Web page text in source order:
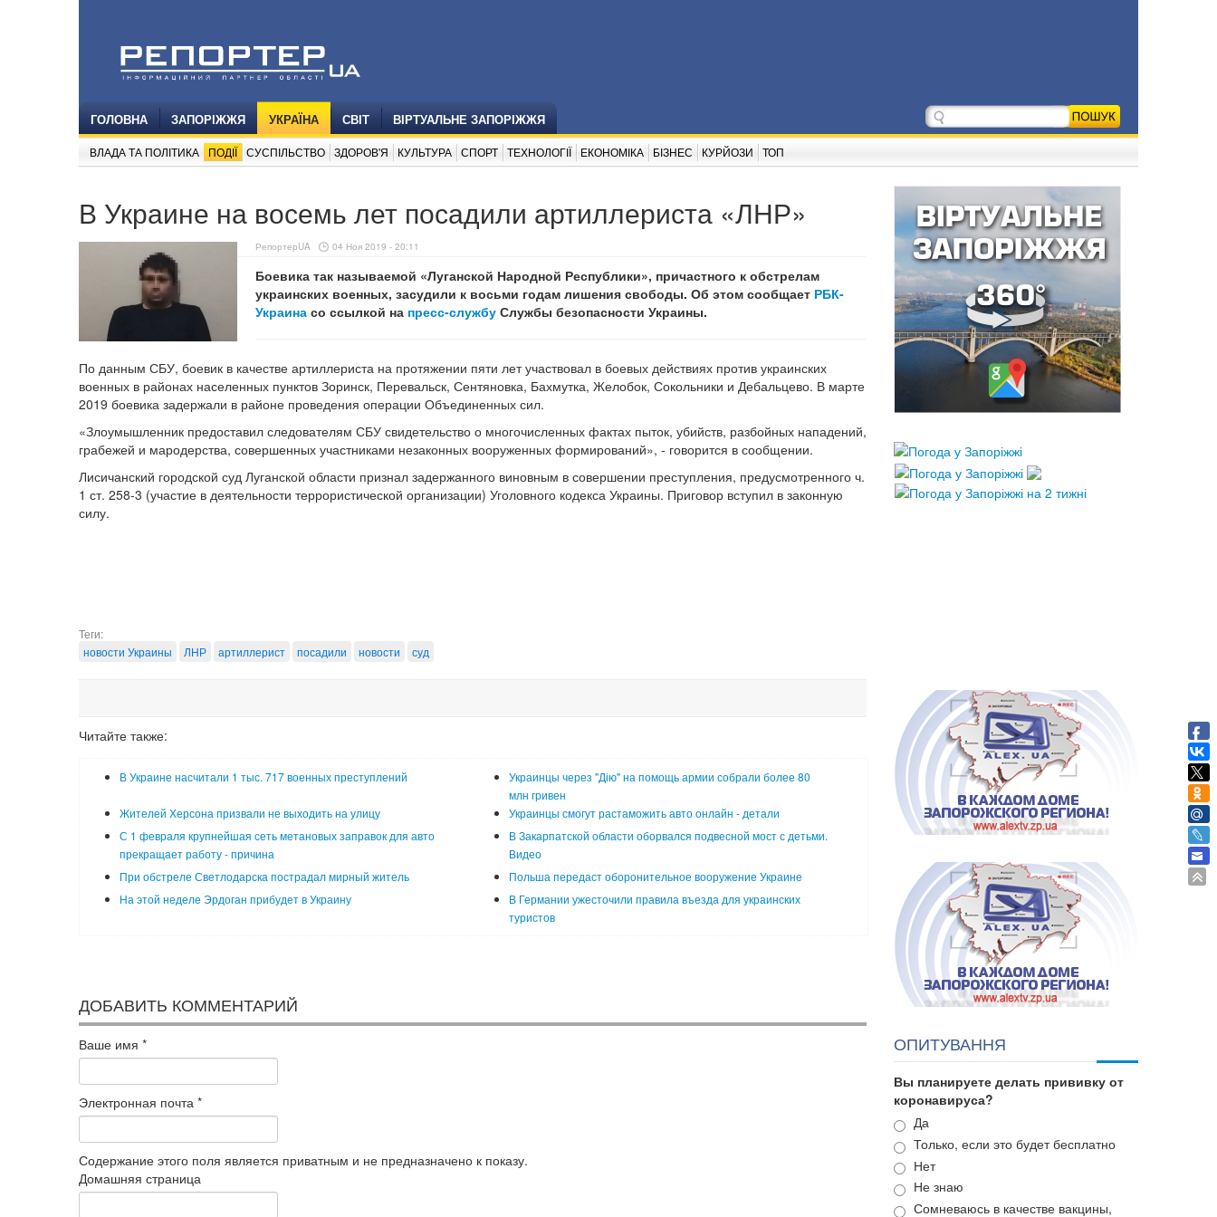
ГОЛОВНА ЗАПОРІЖЖЯ УКРАЇНА СВІТ ВІРТУАЛЬНЕ ЗАПОРІЖЖЯ
ВЛАДА ТА ПОЛІТИКА ПОДІЇ СУСПІЛЬСТВО ЗДОРОВ'Я КУЛЬТУРА СПОРТ ТЕХНОЛОГІЇ ЕКОНОМІКА БІЗНЕС КУРЙОЗИ ТОП
В Украине на восемь лет посадили артиллериста «ЛНР»
РепортерUA 04 Ноя 2019 - 20:11
Боевика так называемой «Луганской Народной Республики», причастного к обстрелам
украинских военных, засудили к восьми годам лишения свободы. Об этом сообщает РБК-
Украина со ссылкой на пресс-службу Службы безопасности Украины.
По данным СБУ, боевик в качестве артиллериста на протяжении пяти лет участвовал в боевых действиях против украинских
военных в районах населенных пунктов Зоринск, Перевальск, Сентяновка, Бахмутка, Желобок, Сокольники и Дебальцево. В марте
2019 боевика задержали в районе проведения операции Объединенных сил.
«Злоумышленник предоставил следователям СБУ свидетельство о многочисленных фактах пыток, убийств, разбойных нападений,
грабежей и мародерства, совершенных участниками незаконных вооруженных формирований», - говорится в сообщении.
Лисичанский городской суд Луганской области признал задержанного виновным в совершении преступления, предусмотренного ч.
1 ст. 258-3 (участие в деятельности террористической организации) Уголовного кодекса Украины. Приговор вступил в законную
силу.
Теги:
новости Украины
ЛНР артиллерист посадили новости суд
Читайте также:
В Украине насчитали 1 тыс. 717 военных преступлений
Украинцы через "Дію" на помощь армии собрали более 80
млн гривен
Жителей Херсона призвали не выходить на улицу
Украинцы смогут растаможить авто онлайн - детали
С 1 февраля крупнейшая сеть метановых заправок для авто
прекращает работу - причина
В Закарпатской области оборвался подвесной мост с детьми.
Видео
При обстреле Светлодарска пострадал мирный житель
Польша передаст оборонительное вооружение Украине
На этой неделе Эрдоган прибудет в Украину
В Германии ужесточили правила въезда для украинских
туристов
ДОБАВИТЬ КОММЕНТАРИЙ
Ваше имя *
Электронная почта *
Содержание этого поля является приватным и не предназначено к показу.
Домашняя страница
ОПИТУВАННЯ
Вы планируете делать прививку от
коронавируса?
Варианты
Да
Только, если это будет бесплатно
Нет
Не знаю
Сомневаюсь в качестве вакцины,